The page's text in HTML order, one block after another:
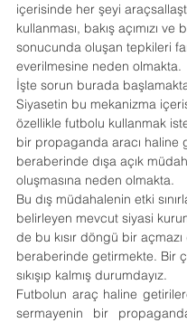
içerisinde her şeyi
kullanması, bakış açımızı ve
sonucunda oluşan tepkileri
everilmesine neden olmakta.
İşte sorun burada
Siyasetin bu mekanizma
özellikle futbolu kullanmak
bir propaganda aracı haline
beraberinde dışa açık
oluşmasına neden olmakta.
Bu dış müdahalenin etki
belirleyen mevcut siyasi
de bu kısır döngü bir açmazı
beraberinde getirmekte. Bir
sıkışıp kalmış durumdayız.
Futbolun araç haline
sermayenin bir